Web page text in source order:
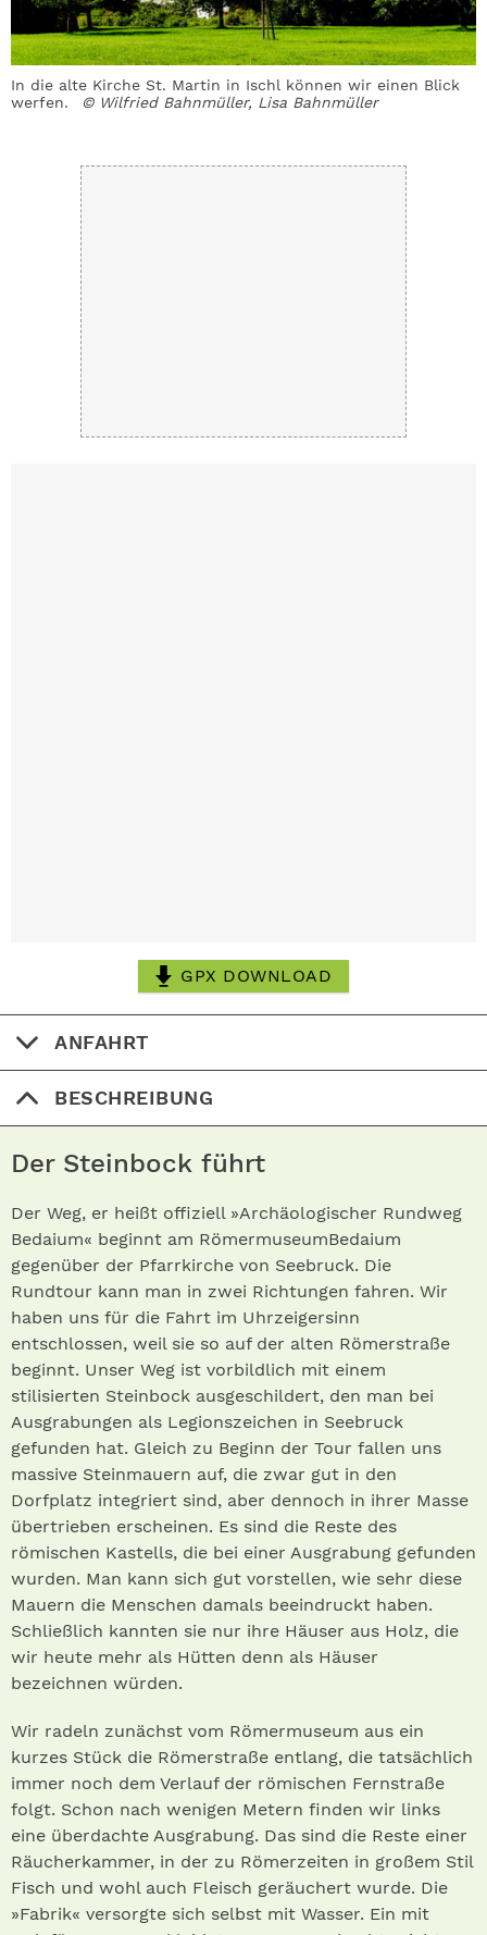
In die alte Kirche St. Martin in Ischl können wir einen Blick
werfen.
© Wilfried Bahnmüller, Lisa Bahnmüller
GPX DOWNLOAD
ANFAHRT
BESCHREIBUNG
Der Steinbock führt
Der Weg, er heißt offiziell »Archäolo­gischer Rundweg
Bedaium« beginnt am RömermuseumBedaium
gegenüber der Pfarrkirche von Seebruck. Die
Rundtour kann man in zwei Richtungen fahren. Wir
haben uns für die Fahrt im Uhrzeigersinn
entschlossen, weil sie so auf der alten Römerstraße
beginnt. Unser Weg ist vorbildlich mit einem
stilisierten Steinbock ausgeschildert, den man bei
Ausgrabungen als Legionszeichen in Seebruck
gefunden hat. Gleich zu Beginn der Tour fallen uns
massive Steinmauern auf, die zwar gut in den
Dorfplatz integriert sind, aber dennoch in ihrer Masse
übertrieben erscheinen. Es sind die Reste des
römischen Kastells, die bei einer Ausgrabung gefunden
wurden. Man kann sich gut vorstellen, wie sehr diese
Mauern die Menschen damals beeindruckt haben.
Schließlich kannten sie nur ihre Häuser aus Holz, die
wir heute mehr als Hütten denn als Häuser
bezeichnen würden.
Wir radeln zunächst vom Römermuseum aus ein
kurzes Stück die Römerstraße entlang, die tatsächlich
immer noch dem Verlauf der römischen Fernstraße
folgt. Schon nach wenigen Metern finden wir links
eine überdachte Ausgrabung. Das sind die Reste einer
Räucherkammer, in der zu Römerzeiten in großem Stil
Fisch und wohl auch Fleisch geräuchert wurde. Die
»Fabrik« versorgte sich selbst mit Wasser. Ein mit